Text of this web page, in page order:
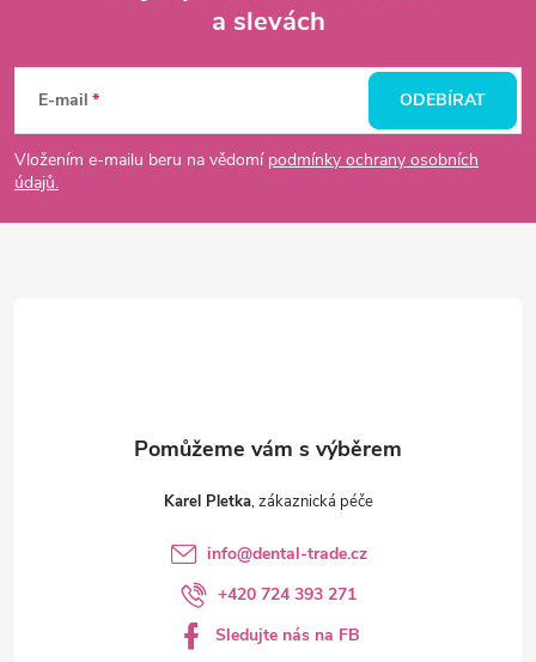
p
a
a slevách
E-mail
Vložením e-mailu beru na vědomí podmínky ochrany osobních
údajů.
ODEBÍRAT
Karel Pletka
info@dental-trade.cz
+420 724 393 271
Sledujte nás na FB